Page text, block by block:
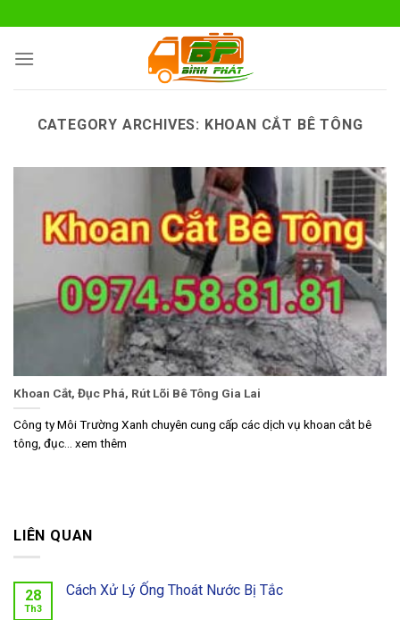
to
content
CATEGORY ARCHIVES: KHOAN CẮT BÊ TÔNG
Khoan Cắt, Đục Phá, Rút Lõi Bê Tông Gia Lai
Công ty Môi Trường Xanh chuyên cung cấp các dịch vụ khoan cắt bê
tông, đục... xem thêm
LIÊN QUAN
28
Th3
Cách Xử Lý Ống Thoát Nước Bị Tắc